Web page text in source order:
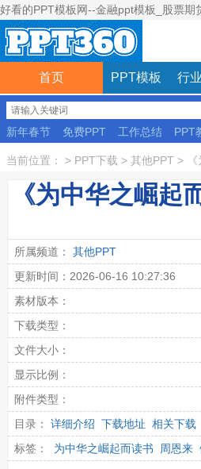
好看的PPT模板网--金融ppt模板_股票
首页 PPT模板 行
新年春节 免费PPT 工作总结 PPT
当前位置：
> PPT下载 > 其他PPT >
《为中华之崛
所属频道：
其他PPT
更新时间：2026-06-16 10:27:36
素材版本：
下载类型：
文件大小：
显示比例：
附件类型：
目录：
详细介绍 下载地址 相关下载
标签：
为中华之崛起而读书 周恩来